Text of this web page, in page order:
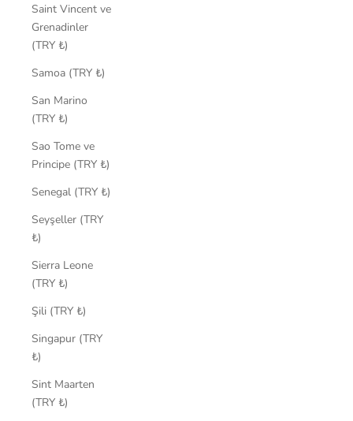
Saint Vincent ve
Grenadinler
(TRY ₺)
Samoa (TRY ₺)
San Marino
(TRY ₺)
Sao Tome ve
Principe (TRY ₺)
Senegal (TRY ₺)
Seyşeller (TRY
₺)
Sierra Leone
(TRY ₺)
Şili (TRY ₺)
Singapur (TRY
₺)
Sint Maarten
(TRY ₺)